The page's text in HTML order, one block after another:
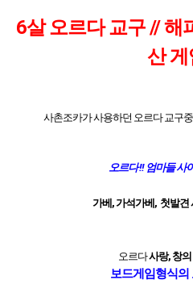
6살 오르다 교구 //해
산
사촌조카가 사용하던 오르다 교구
오르다 !! 엄마들 사
가베, 가석가베, 첫발견
오르다사랑, 창의
보드게임형식의